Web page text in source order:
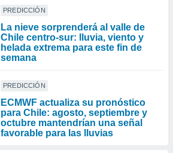
PREDICCIÓN
La nieve sorprenderá al valle de
Chile centro-sur: lluvia, viento y
helada extrema para este fin de
semana
PREDICCIÓN
ECMWF actualiza su pronóstico
para Chile: agosto, septiembre y
octubre mantendrían una señal
favorable para las lluvias